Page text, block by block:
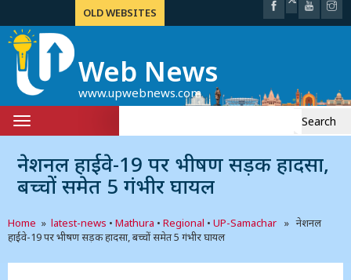
OLD WEBSITES
Web News
www.upwebnews.com
Toggle
navigation
नेशनल हाईवे-19 पर भीषण सड़क हादसा,
बच्चों समेत 5 गंभीर घायल
Home » latest-news • Mathura • Regional • UP-Samachar » नेशनल
हाईवे-19 पर भीषण सड़क हादसा, बच्चों समेत 5 गंभीर घायल